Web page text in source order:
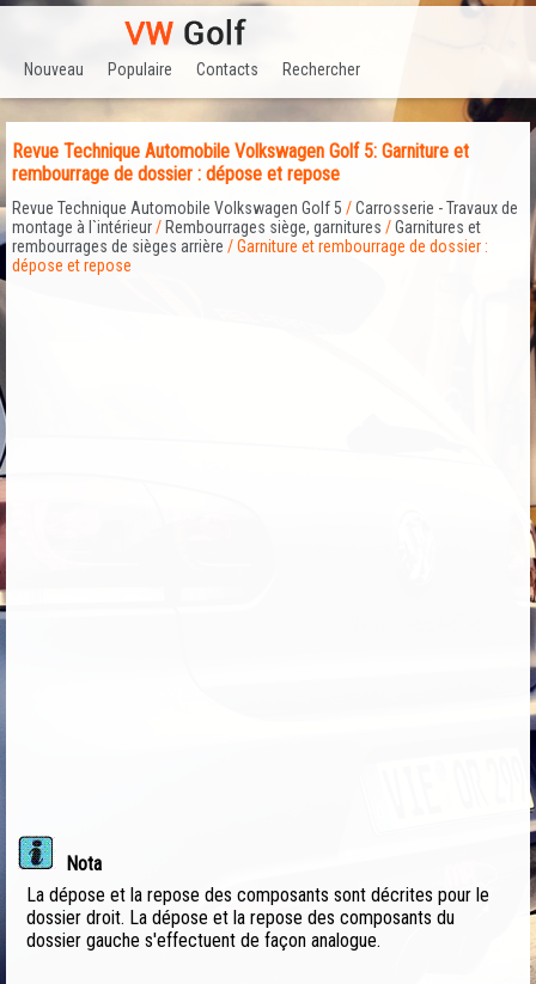
Nouveau Populaire Contacts Rechercher
Revue Technique Automobile Volkswagen Golf 5: Garniture et
rembourrage de dossier : dépose et repose
Revue Technique Automobile Volkswagen Golf 5 /Carrosserie - Travaux de
montage à l`intérieur/ Rembourrages siège, garnitures /Garnitures et
rembourrages de sièges arrière / Garniture et rembourrage de dossier :
dépose et repose
Nota
La dépose et la repose des composants sont décrites pour le
dossier droit. La dépose et la repose des composants du
dossier gauche s'effectuent de façon analogue.